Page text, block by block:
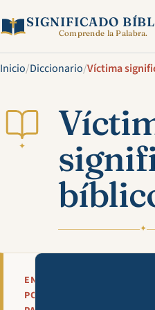
SIGNIFICADO
Comprende la Palabra.
Inicio/Diccionario/Víctima
✦
✦
EN
POCAS
Mira esta